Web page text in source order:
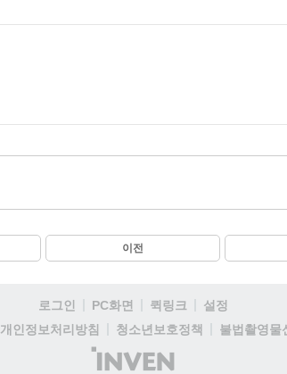
이전
로그인 PC화면 퀵링크
설정
개인정보처리방침 청소년보호정책
불법촬영물
(주)